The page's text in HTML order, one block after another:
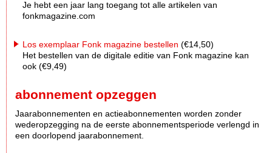
Je hebt een jaar lang toegang tot alle artikelen van
fonkmagazine.com
Los exemplaar Fonk magazine bestellen (€14,50)
Het bestellen van de digitale editie van Fonk magazine kan
ook (€9,49)
abonnement opzeggen
Jaarabonnementen en actieabonnementen worden zonder
wederopzegging na de eerste abonnementsperiode verlengd in
een doorlopend jaarabonnement.